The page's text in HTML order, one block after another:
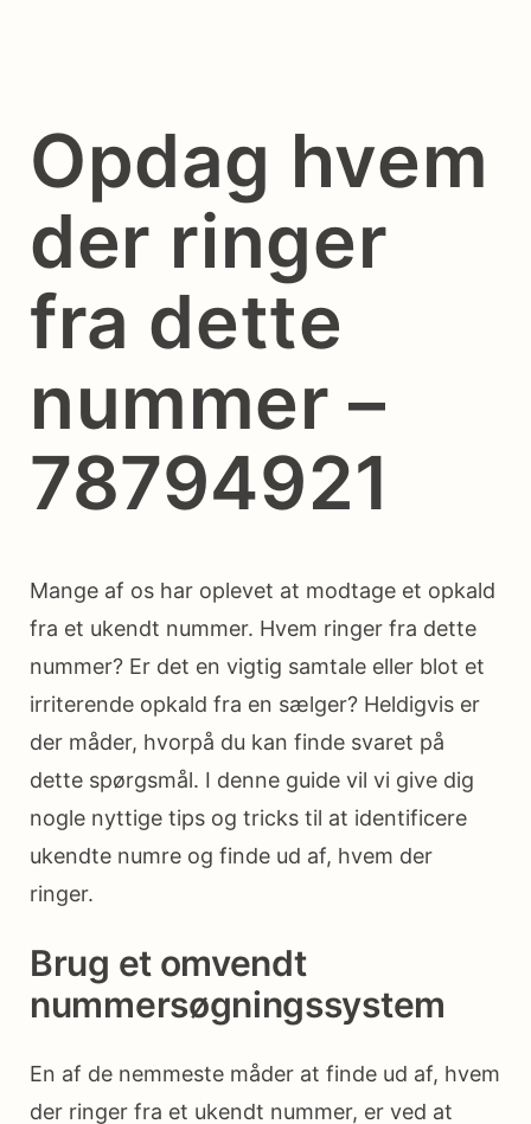
Opdag hvem
der ringer
fra dette
nummer –
78794921
Mange af os har oplevet at modtage et opkald
fra et ukendt nummer. Hvem ringer fra dette
nummer? Er det en vigtig samtale eller blot et
irriterende opkald fra en sælger? Heldigvis er
der måder, hvorpå du kan finde svaret på
dette spørgsmål. I denne guide vil vi give dig
nogle nyttige tips og tricks til at identificere
ukendte numre og finde ud af, hvem der
ringer.
Brug et omvendt
nummersøgningssystem
En af de nemmeste måder at finde ud af, hvem
der ringer fra et ukendt nummer, er ved at